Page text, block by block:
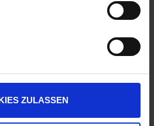
ZULASSEN
Anwender!